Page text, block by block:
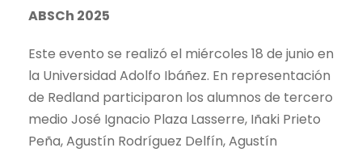
ABSCh 2025
Este evento se realizó el miércoles 18 de junio en
la Universidad Adolfo Ibáñez. En representación
de Redland participaron los alumnos de tercero
medio José Ignacio Plaza Lasserre, Iñaki Prieto
Peña, Agustín Rodríguez Delfín, Agustín